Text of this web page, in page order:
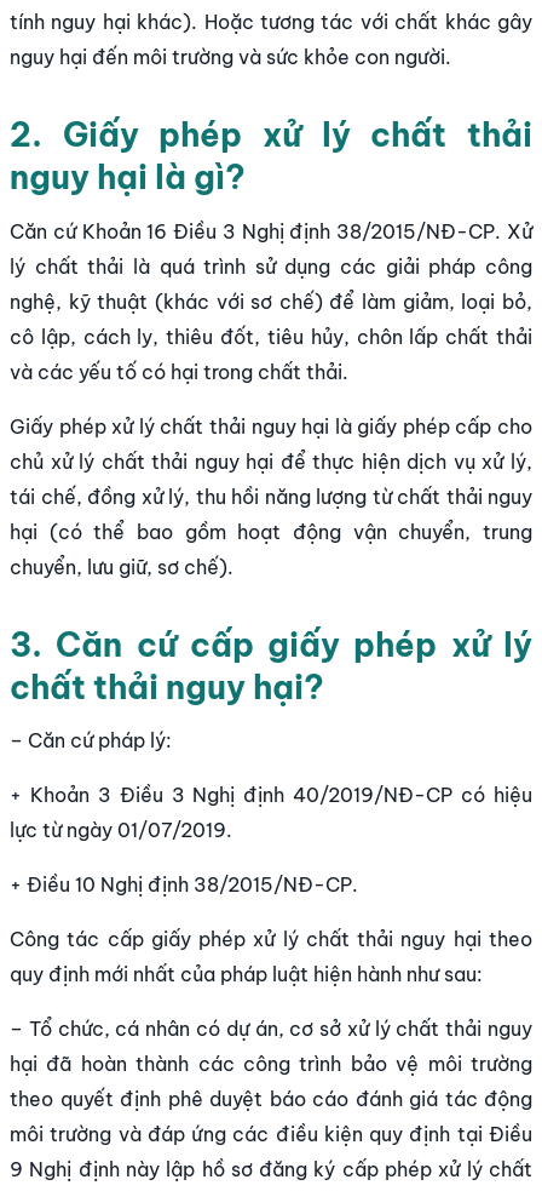
tính nguy hại khác). Hoặc tương tác với chất khác gây
nguy hại đến môi trường và sức khỏe con người.
2. Giấy phép xử lý chất thải
nguy hại là gì?
Căn cứ Khoản 16 Điều 3 Nghị định 38/2015/NĐ-CP. Xử
lý chất thải là quá trình sử dụng các giải pháp công
nghệ, kỹ thuật (khác với sơ chế) để làm giảm, loại bỏ,
cô lập, cách ly, thiêu đốt, tiêu hủy, chôn lấp chất thải
và các yếu tố có hại trong chất thải.
Giấy phép xử lý chất thải nguy hại là giấy phép cấp cho
chủ xử lý chất thải nguy hại để thực hiện dịch vụ xử lý,
tái chế, đồng xử lý, thu hồi năng lượng từ chất thải nguy
hại (có thể bao gồm hoạt động vận chuyển, trung
chuyển, lưu giữ, sơ chế).
3. Căn cứ cấp giấy phép xử lý
chất thải nguy hại?
– Căn cứ pháp lý:
+ Khoản 3 Điều 3 Nghị định 40/2019/NĐ-CP có hiệu
lực từ ngày 01/07/2019.
+ Điều 10 Nghị định 38/2015/NĐ-CP.
Công tác cấp giấy phép xử lý chất thải nguy hại theo
quy định mới nhất của pháp luật hiện hành như sau:
– Tổ chức, cá nhân có dự án, cơ sở xử lý chất thải nguy
hại đã hoàn thành các công trình bảo vệ môi trường
theo quyết định phê duyệt báo cáo đánh giá tác động
môi trường và đáp ứng các điều kiện quy định tại Điều
9 Nghị định này lập hồ sơ đăng ký cấp phép xử lý chất